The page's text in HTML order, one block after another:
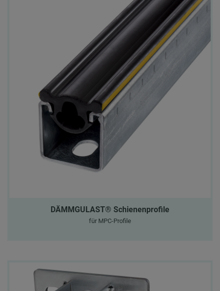
DÄMMGULAST® Schienenprofile
für MPC-Profile